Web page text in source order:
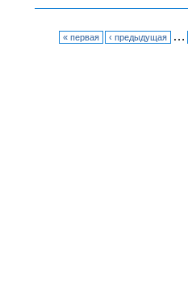
« первая ‹ предыдущая …